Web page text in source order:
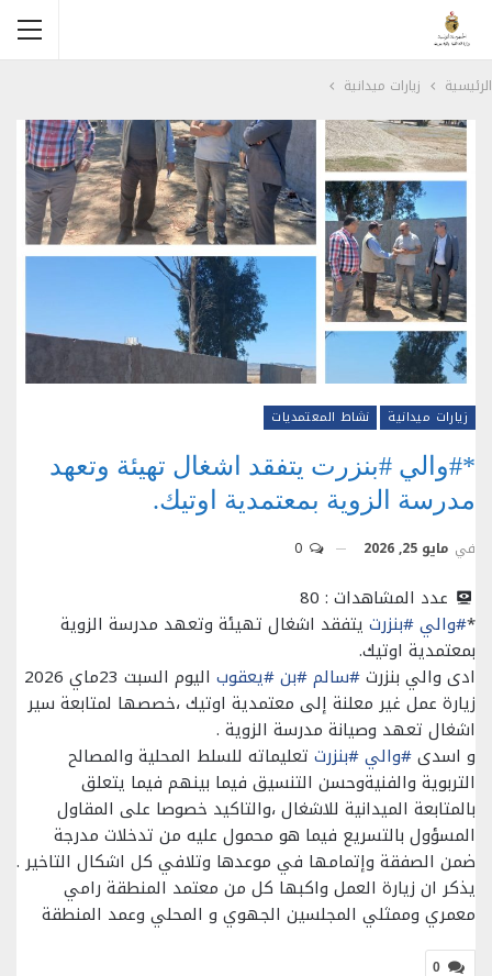
الرئيسية زيارات ميدانية
زيارات ميدانية نشاط المعتمديات
*#والي #بنزرت يتفقد اشغال تهيئة وتعهد
مدرسة الزوية بمعتمدية اوتيك.
في مايو 25, 2026
عدد المشاهدات : 80
*#والي#بنزرت يتفقد اشغال تهيئة وتعهد مدرسة الزوية
بمعتمدية اوتيك.
ادى والي بنزرت#سالم#بن#يعقوب
اليوم السبت 23ماي 2026
زيارة عمل غير معلنة إلى معتمدية اوتيك ،خصصها لمتابعة سير
اشغال تعهد وصيانة مدرسة الزوية .
و اسدى#والي#بنزرت تعليماته للسلط المحلية والمصالح
التربوية والفنيةوحسن التنسيق فيما بينهم فيما يتعلق
بالمتابعة الميدانية للاشغال ،والتاكيد خصوصا على المقاول
المسؤول بالتسريع فيما هو محمول عليه من تدخلات مدرجة
ضمن الصفقة وإتمامها في موعدها وتلافي كل اشكال التاخير .
يذكر ان زيارة العمل واكبها كل من معتمد المنطقة رامي
معمري وممثلي المجلسين الجهوي و المحلي وعمد المنطقة
0